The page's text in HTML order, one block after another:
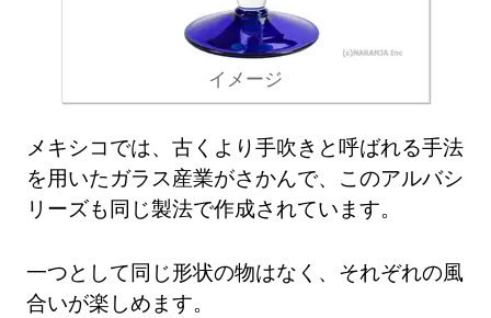
イメージ
メキシコでは、古くより手吹きと呼ばれる手法
を用いたガラス産業がさかんで、このアルバシ
リーズも同じ製法で作成されています。
一つとして同じ形状の物はなく、それぞれの風
合いが楽しめます。